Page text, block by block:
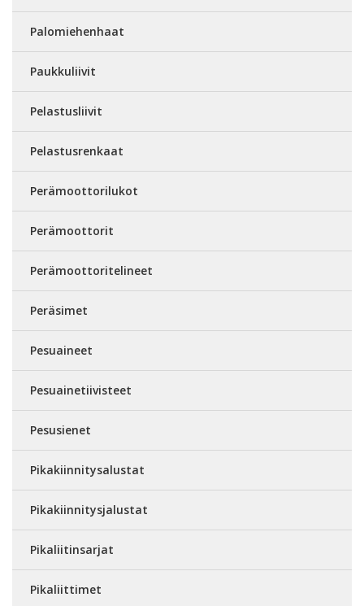
Palomiehenhaat
Paukkuliivit
Pelastusliivit
Pelastusrenkaat
Perämoottorilukot
Perämoottorit
Perämoottoritelineet
Peräsimet
Pesuaineet
Pesuainetiivisteet
Pesusienet
Pikakiinnitysalustat
Pikakiinnitysjalustat
Pikaliitinsarjat
Pikaliittimet